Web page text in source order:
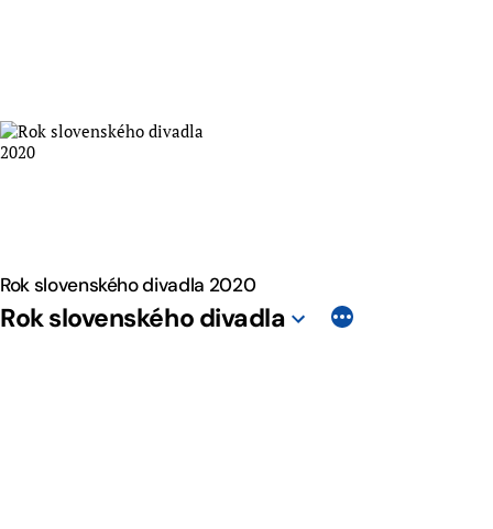
Rok slovenského divadla 2020
Rok slovenského divadla